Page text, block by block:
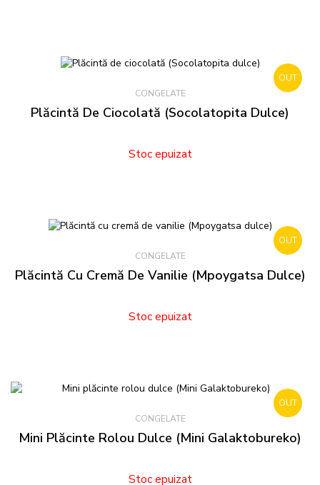
OUT
STOCK
CONGELATE
Plăcintă De Ciocolată (Socolatopita Dulce)
Stoc epuizat
OUT
STOCK
CONGELATE
Plăcintă Cu Cremă De Vanilie (Mpoygatsa Dulce)
Stoc epuizat
OUT
STOCK
CONGELATE
Mini Plăcinte Rolou Dulce (Mini Galaktobureko)
Stoc epuizat